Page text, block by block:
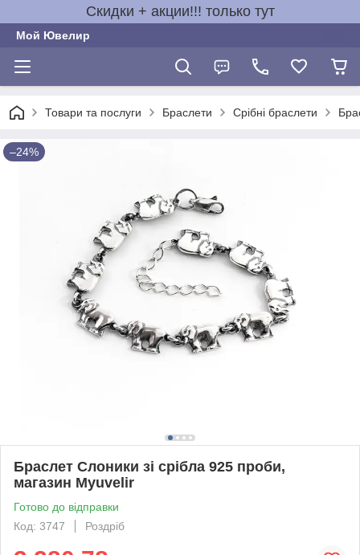
Скидки + акции!!! только тут
Мой Ювелир
Товари та послуги Браслети Срібні браслети
–24%
Браслет Слоники зі срібла 925 проби,
магазин Myuvelir
Готово до відправки
Код: 3747
Роздріб